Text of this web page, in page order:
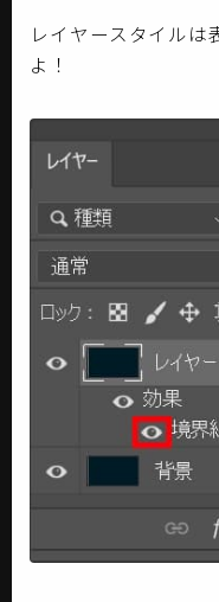
レイヤースタイルは
よ！